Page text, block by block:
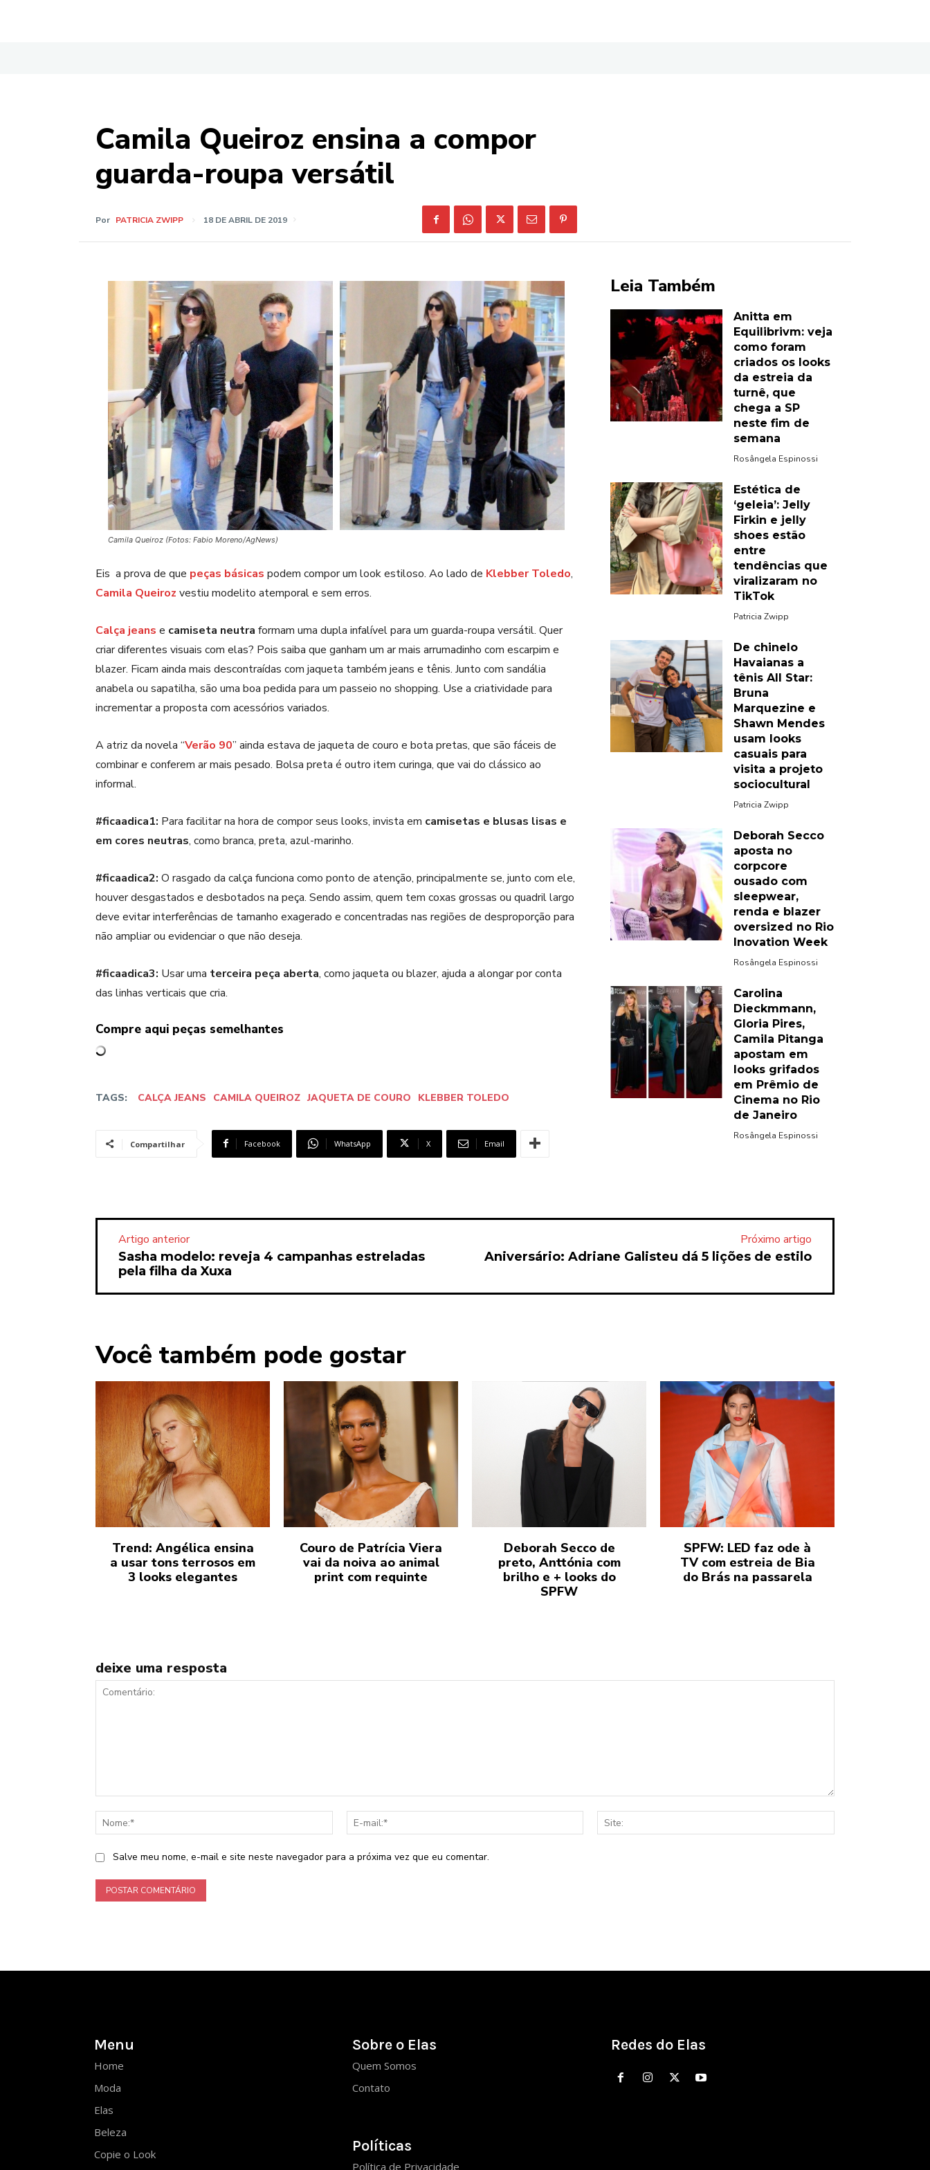
Camila Queiroz ensina a compor
guarda-roupa versátil
Por PATRICIA ZWIPP 18 DE ABRIL DE 2019
Camila Queiroz (Fotos: Fabio Moreno/AgNews)
Eis a prova de que peças básicas podem compor um look estiloso. Ao lado de Klebber Toledo,
Camila Queiroz vestiu modelito atemporal e sem erros.
Calça jeans e camiseta neutra formam uma dupla infalível para um guarda-roupa versátil. Quer
criar diferentes visuais com elas? Pois saiba que ganham um ar mais arrumadinho com escarpim e
blazer. Ficam ainda mais descontraídas com jaqueta também jeans e tênis. Junto com sandália
anabela ou sapatilha, são uma boa pedida para um passeio no shopping. Use a criatividade para
incrementar a proposta com acessórios variados.
A atriz da novela “Verão 90” ainda estava de jaqueta de couro e bota pretas, que são fáceis de
combinar e conferem ar mais pesado. Bolsa preta é outro item curinga, que vai do clássico ao
informal.
#ficaadica1: Para facilitar na hora de compor seus looks, invista em camisetas e blusas lisas e
em cores neutras, como branca, preta, azul-marinho.
#ficaadica2: O rasgado da calça funciona como ponto de atenção, principalmente se, junto com ele,
houver desgastados e desbotados na peça. Sendo assim, quem tem coxas grossas ou quadril largo
deve evitar interferências de tamanho exagerado e concentradas nas regiões de desproporção para
não ampliar ou evidenciar o que não deseja.
#ficaadica3: Usar uma terceira peça aberta, como jaqueta ou blazer, ajuda a alongar por conta
das linhas verticais que cria.
Compre aqui peças semelhantes
TAGS: CALÇA JEANS CAMILA QUEIROZ JAQUETA DE COURO KLEBBER TOLEDO
Compartilhar Facebook WhatsApp X Email
Leia Também
Anitta em
Equilibrivm: veja
como foram
criados os looks
da estreia da
turnê, que
chega a SP
neste fim de
semana
Rosângela Espinossi
Estética de
‘geleia’: Jelly
Firkin e jelly
shoes estão
entre
tendências que
viralizaram no
TikTok
Patricia Zwipp
De chinelo
Havaianas a
tênis All Star:
Bruna
Marquezine e
Shawn Mendes
usam looks
casuais para
visita a projeto
sociocultural
Patricia Zwipp
Deborah Secco
aposta no
corpcore
ousado com
sleepwear,
renda e blazer
oversized no Rio
Inovation Week
Rosângela Espinossi
Carolina
Dieckmmann,
Gloria Pires,
Camila Pitanga
apostam em
looks grifados
em Prêmio de
Cinema no Rio
de Janeiro
Rosângela Espinossi
Artigo anterior
Sasha modelo: reveja 4 campanhas estreladas
pela filha da Xuxa
Próximo artigo
Aniversário: Adriane Galisteu dá 5 lições de estilo
Você também pode gostar
Trend: Angélica ensina
a usar tons terrosos em
3 looks elegantes
Couro de Patrícia Viera
vai da noiva ao animal
print com requinte
Deborah Secco de
preto, Anttónia com
brilho e + looks do
SPFW
SPFW: LED faz ode à
TV com estreia de Bia
do Brás na passarela
deixe uma resposta
Nome:*
mail:*
Salve meu nome, e-mail e site neste navegador para a próxima vez que eu comentar.
Menu
Home
Moda
Elas
Beleza
Copie o Look
Sobre o Elas
Quem Somos
Contato
Políticas
Política de Privacidade
Redes do Elas